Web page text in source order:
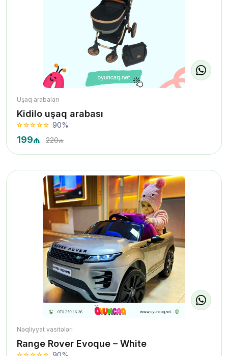
Uşaq arabaları
Kidilo uşaq arabası
90%
199₼ 220₼
Nəqliyyat vasitələri
Range Rover Evoque – White